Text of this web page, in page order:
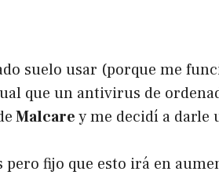
suelo usar (porque me
que un antivirus de
Malcarey me decidí a darle
fijo que esto irá en